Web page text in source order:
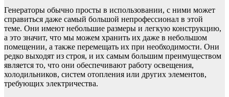
Генераторы обычно просты в использовании, с ними может
справиться даже самый большой непрофессионал в этой
теме. Они имеют небольшие размеры и легкую конструкцию,
а это значит, что мы можем хранить их даже в небольшом
помещении, а также перемещать их при необходимости. Они
редко выходят из строя, и их самым большим преимуществом
является то, что они обеспечивают работу освещения,
холодильников, систем отопления или других элементов,
требующих электричества.